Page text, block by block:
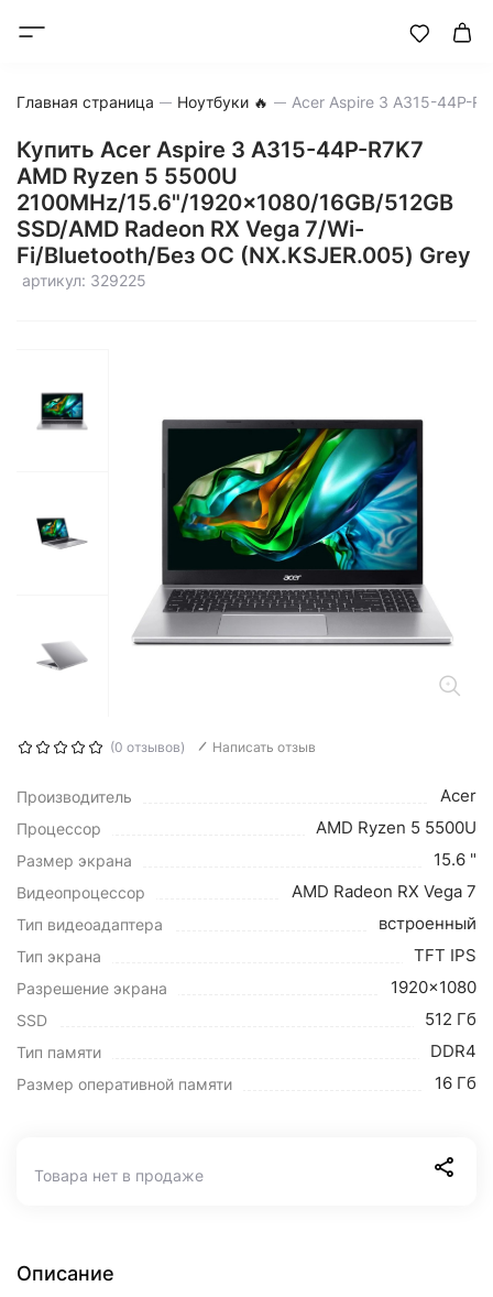
Главная страница Ноутбуки 🔥
Купить Acer Aspire 3 A315-44P-R7K7
AMD Ryzen 5 5500U
2100MHz/15.6"/1920x1080/16GB/512GB
SSD/AMD Radeon RX Vega 7/Wi-
Fi/Bluetooth/Без ОС (NX.KSJER.005) Grey
артикул: 329225
(0 отзывов) Написать отзыв
Производитель Acer
Процессор AMD Ryzen 5 5500U
Размер экрана 15.6 "
Видеопроцессор AMD Radeon RX Vega 7
Тип видеоадаптера встроенный
Тип экрана TFT IPS
Разрешение экрана 1920x1080
SSD 512 Гб
Тип памяти DDR4
Размер оперативной памяти 16 Гб
Товара нет в продаже
Описание